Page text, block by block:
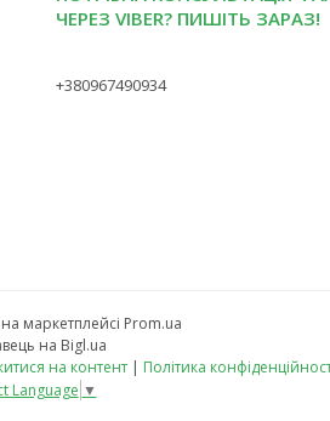
ЧЕРЕЗ VIBER? ПИШІТЬ ЗАРАЗ!
+380967490934
маркетплейсі Prom.ua
на Bigl.ua
на контент | Політика
Language ▼